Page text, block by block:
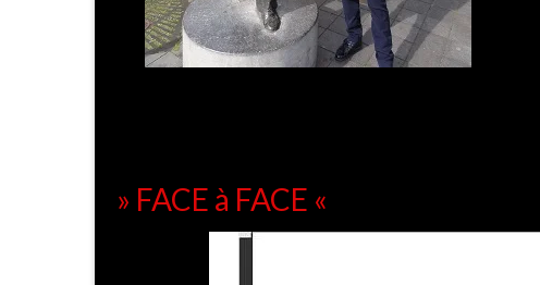
» FACE à FACE «